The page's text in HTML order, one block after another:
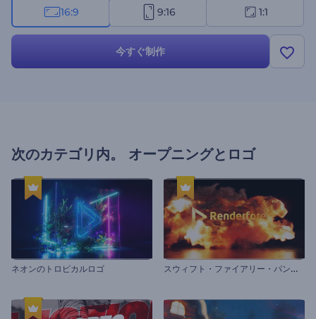
16:9 9:16 1:1
今すぐ制作
次のカテゴリ内。 オープニングとロゴ
ネオンのトロピカルロゴ ス
ウィフト・ファイアリー・パンサー・イントロ